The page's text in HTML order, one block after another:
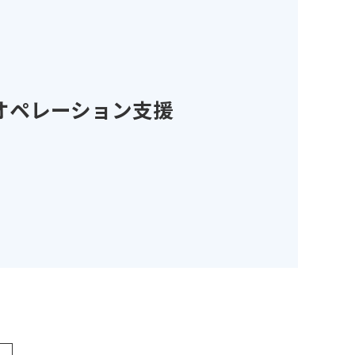
ペレーション支援